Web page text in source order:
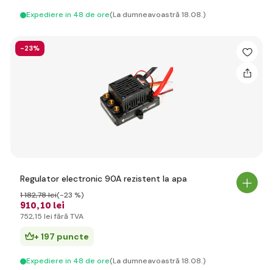
Expediere in 48 de ore(La dumneavoastră 18.08.)
-23%
Regulator electronic 90A rezistent la apa
910,10 lei
1 182,78 lei(-23 %)
752,15 lei fără TVA
+ 197 puncte
Expediere in 48 de ore(La dumneavoastră 18.08.)